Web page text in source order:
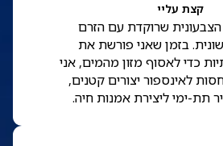
קצת עליי
הצבעונית שרוקדת עם הזרם
בזמן שאני פורשת את
כדי לאסוף מזון מהמים, אני
לאינספור יצורים קטנים,
תת-ימי ליצירת אמנות חיה.